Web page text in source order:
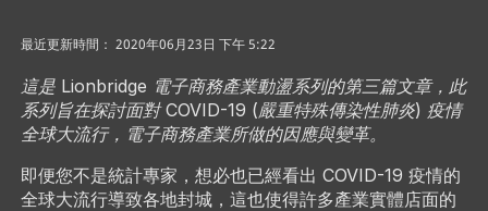
最近更新時間： 2020年06月23日 下午 5:22
這是 Lionbridge 電子商務產業動盪系列的第三篇文章，此
系列旨在探討面對 COVID-19 (嚴重特殊傳染性肺炎) 疫情
全球大流行，電子商務產業所做的因應與變革。
即便您不是統計專家，想必也已經看出 COVID-19 疫情的
全球大流行導致各地封城，這也使得許多產業實體店面的